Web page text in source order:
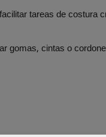
tareas de costura
gomas, cintas o